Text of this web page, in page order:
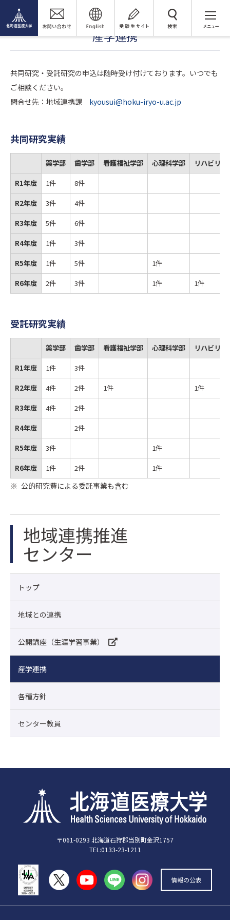
検 索
産学連携
共同研究・受託研究の申込は随時受け付けております。いつでも
ご相談ください。
問合せ先：地域連携課 kyousui@hoku-iryo-u.ac.jp
共同研究実績
薬学部 歯学部 看護福祉学部 心理科学部 リハビリ
R1年度 1件 8件
R2年度 3件 4件
R3年度 5件 6件
R4年度 1件 3件
R5年度 1件 5件 1件
R6年度 2件 3件 1件 1件
受託研究実績
薬学部 歯学部 看護福祉学部 心理科学部 リハビリ
R1年度 1件 3件
R2年度 4件 2件 1件 1件
R3年度 4件 2件
R4年度 2件
R5年度 3件 1件
R6年度 1件 2件 1件
公的研究費による委託事業も含む
地域連携推進
センター
トップ
地域との連携
公開講座（生涯学習事業）
産学連携
各種方針
センター教員
〒061-0293 北海道石狩郡当別町金沢1757
TEL:0133-23-1211
情報の公表